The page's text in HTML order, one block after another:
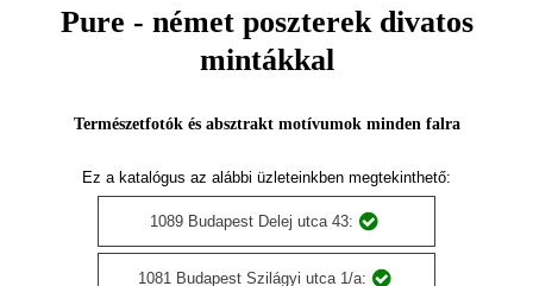
Pure - német poszterek divatos
mintákkal
Természetfotók és absztrakt motívumok minden falra
Ez a katalógus az alábbi üzleteinkben megtekinthető:
1089 Budapest Delej utca 43:
1081 Budapest Szilágyi utca 1/a: